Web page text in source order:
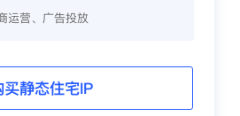
运营、广告投放
买静态住宅IP